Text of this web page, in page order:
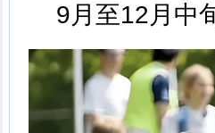
9月至12月中